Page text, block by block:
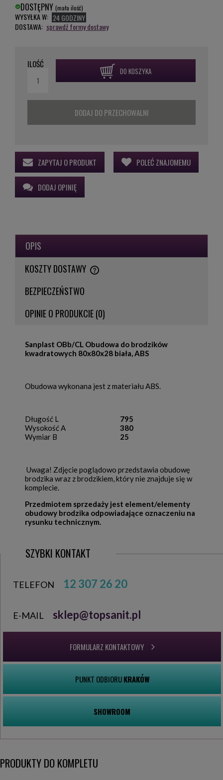
DOSTĘPNY (mała ilość)
WYSYŁKA W: 24 GODZINY
DOSTAWA: sprawdź formy dostawy
ILOŚĆ
DO KOSZYKA
DODAJ DO PRZECHOWALNI
ZAPYTAJ O PRODUKT POLEĆ ZNAJOMEMU
DODAJ OPINIĘ
OPIS
KOSZTY DOSTAWY
CENA NIE ZAWIERA EWENTUALNYCH KOSZTÓW PŁATNOŚCI
BEZPIECZEŃSTWO
OPINIE O PRODUKCIE (0)
Sanplast OBb/CL Obudowa do brodzików
kwadratowych 80x80x28 biała, ABS
Obudowa wykonana jest z materiału ABS.
Długość L
795
Wysokość A
380
Wymiar B
25
Uwaga! Zdjęcie poglądowo przedstawia obudowę
brodzika wraz z brodzikiem, który nie znajduje się w
komplecie.
Przedmiotem sprzedaży jest element/elementy
obudowy brodzika odpowiadające oznaczeniu na
rysunku technicznym.
SZYBKI KONTAKT
TELEFON 12 307 26 20
E-MAIL sklep@topsanit.pl
FORMULARZ KONTAKTOWY
PUNKT ODBIORUKRAKÓW
SHOWROOM
PRODUKTY DO KOMPLETU